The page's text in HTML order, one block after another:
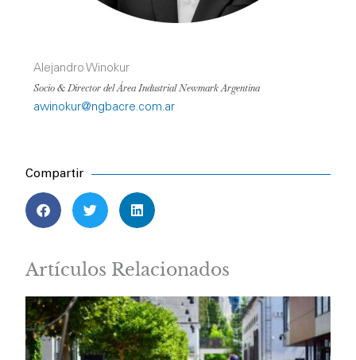
Alejandro Winokur
Socio & Director del Área Industrial Newmark Argentina
awinokur@ngbacre.com.ar
Compartir
Artículos Relacionados